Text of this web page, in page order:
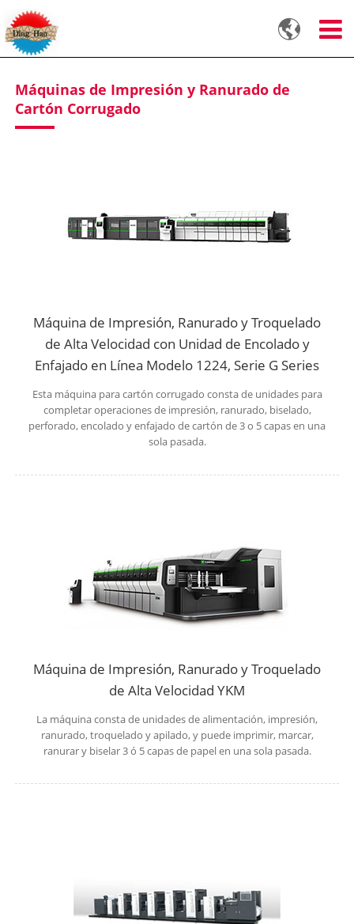

Máquinas de Impresión y Ranurado de
Cartón Corrugado
Máquina de Impresión, Ranurado y Troquelado
de Alta Velocidad con Unidad de Encolado y
Enfajado en Línea Modelo 1224, Serie G Series
Esta máquina para cartón corrugado consta de unidades para
completar operaciones de impresión, ranurado, biselado,
perforado, encolado y enfajado de cartón de 3 o 5 capas en una
sola pasada.
Máquina de Impresión, Ranurado y Troquelado
de Alta Velocidad YKM
La máquina consta de unidades de alimentación, impresión,
ranurado, troquelado y apilado, y puede imprimir, marcar,
ranurar y biselar 3 ó 5 capas de papel en una sola pasada.